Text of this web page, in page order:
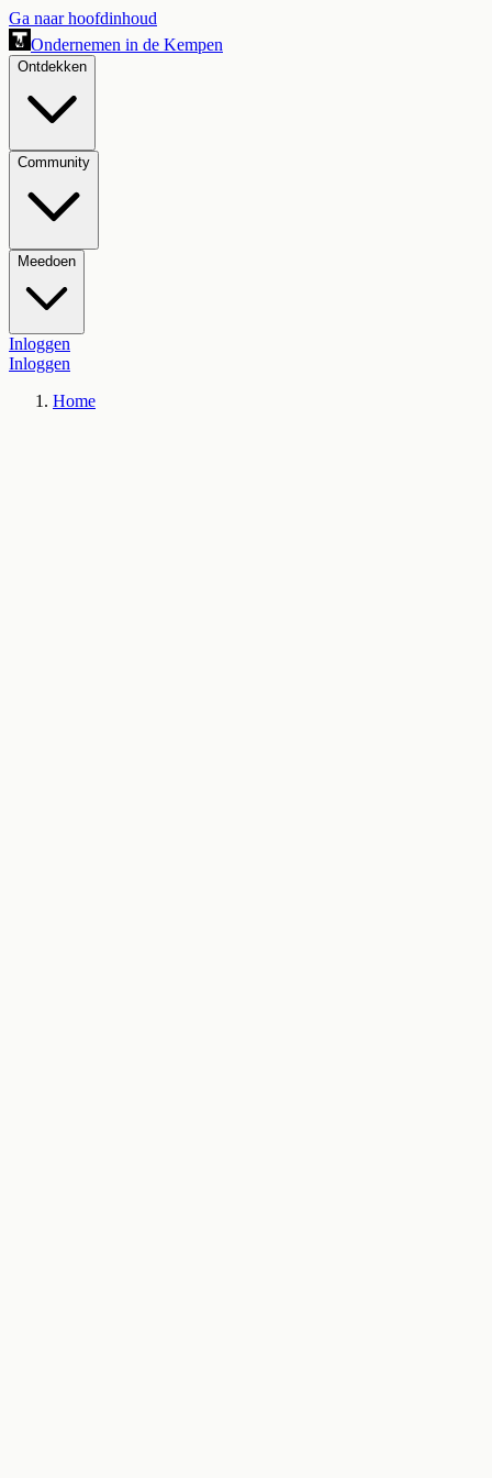
Ga naar hoofdinhoud
Ondernemen in de Kempen
Ontdekken
Community
Meedoen
Inloggen
Inloggen
Home